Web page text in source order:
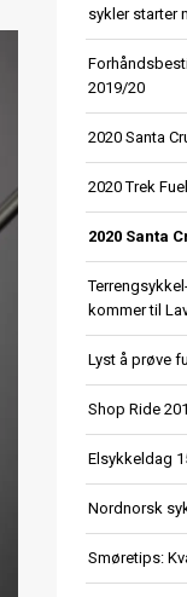
sykler starter
2019/20
2020 Santa
2020 Trek
2020 Santa
kommer til
Lyst å prøve
Shop Ride
Elsykkeldag
Nordnorsk
Smøretips: